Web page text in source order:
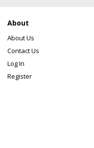
About
About Us
Contact Us
Log In
Register